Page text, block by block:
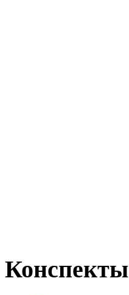
Конспекты